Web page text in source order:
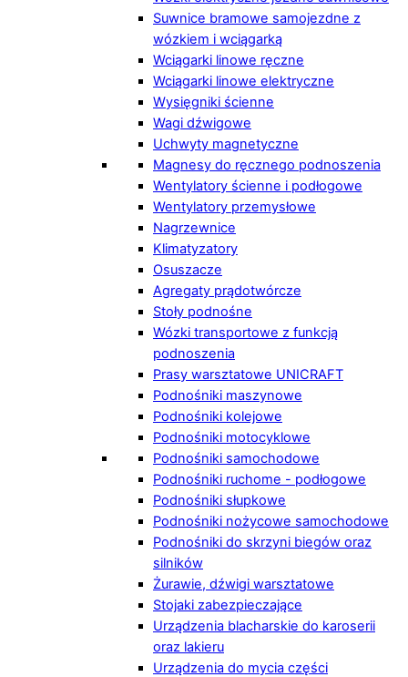
Suwnice bramowe samojezdne z
wózkiem i wciągarką
Wciągarki linowe ręczne
Wciągarki linowe elektryczne
Wysięgniki ścienne
Wagi dźwigowe
Uchwyty magnetyczne
Magnesy do ręcznego podnoszenia
Wentylatory ścienne i podłogowe
Wentylatory przemysłowe
Nagrzewnice
Klimatyzatory
Osuszacze
Agregaty prądotwórcze
Stoły podnośne
Wózki transportowe z funkcją
podnoszenia
Prasy warsztatowe UNICRAFT
Podnośniki maszynowe
Podnośniki kolejowe
Podnośniki motocyklowe
Podnośniki samochodowe
Podnośniki ruchome - podłogowe
Podnośniki słupkowe
Podnośniki nożycowe samochodowe
Podnośniki do skrzyni biegów oraz
silników
Żurawie, dźwigi warsztatowe
Stojaki zabezpieczające
Urządzenia blacharskie do karoserii
oraz lakieru
Urządzenia do mycia części